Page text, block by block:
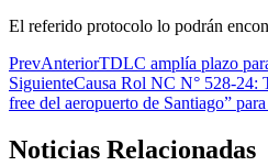
El referido protocolo lo podrán
PrevAnteriorTDLC amplía plazo
SiguienteCausa Rol NC N° 528-24:
free del aeropuerto de Santiago”
Noticias Relacionadas